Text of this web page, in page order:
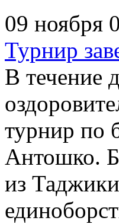
09 ноября
Турнир
В течение
турнир по
Антошко.
из